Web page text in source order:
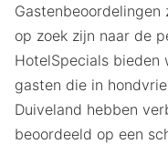
op zoek zijn naar de
HotelSpecials bieden
gasten die in
Duiveland hebben
beoordeeld op een